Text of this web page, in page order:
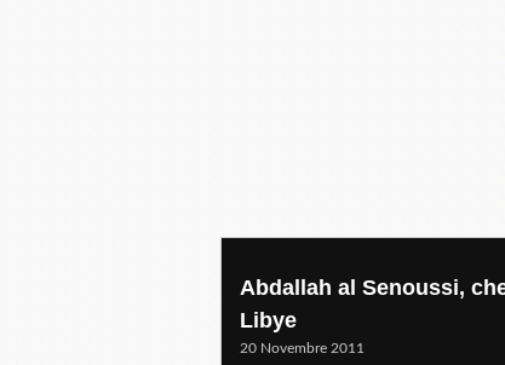
Abdallah al Senoussi,
Libye
20 Novembre 2011